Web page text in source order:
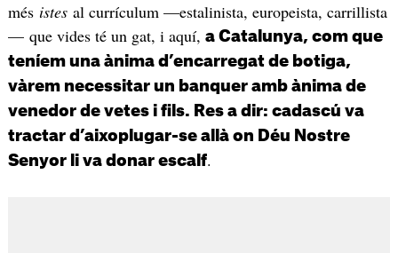
mésistes al currículum —estalinista, europeista, carrillista
— que vides té un gat, i aquí, a Catalunya, com que
teníem una ànima d’encarregat de botiga,
vàrem necessitar un banquer amb ànima de
venedor de vetes i fils. Res a dir: cadascú va
tractar d’aixoplugar-se allà on Déu Nostre
Senyor li va donar escalf.